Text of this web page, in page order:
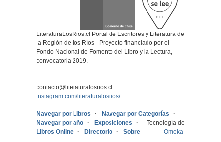
LiteraturaLosRios.cl Portal de Escritores y Literatura de
la Región de los Ríos - Proyecto financiado por el
Fondo Nacional de Fomento del Libro y la Lectura,
convocatoria 2019.
contacto@literaturalosrios.cl
instagram.com/literaturalosrios/
Navegar por Libros
Navegar por Categorías
Navegar por año
Exposiciones
Libros Online
Directorio Sobre
Tecnología de
Omeka.